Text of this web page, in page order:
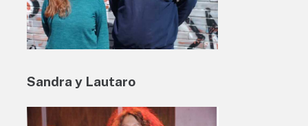
Sandra y Lautaro